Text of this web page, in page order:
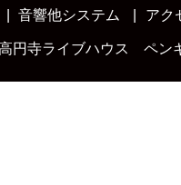
音響他システム アク
円寺ライブハウス ペン